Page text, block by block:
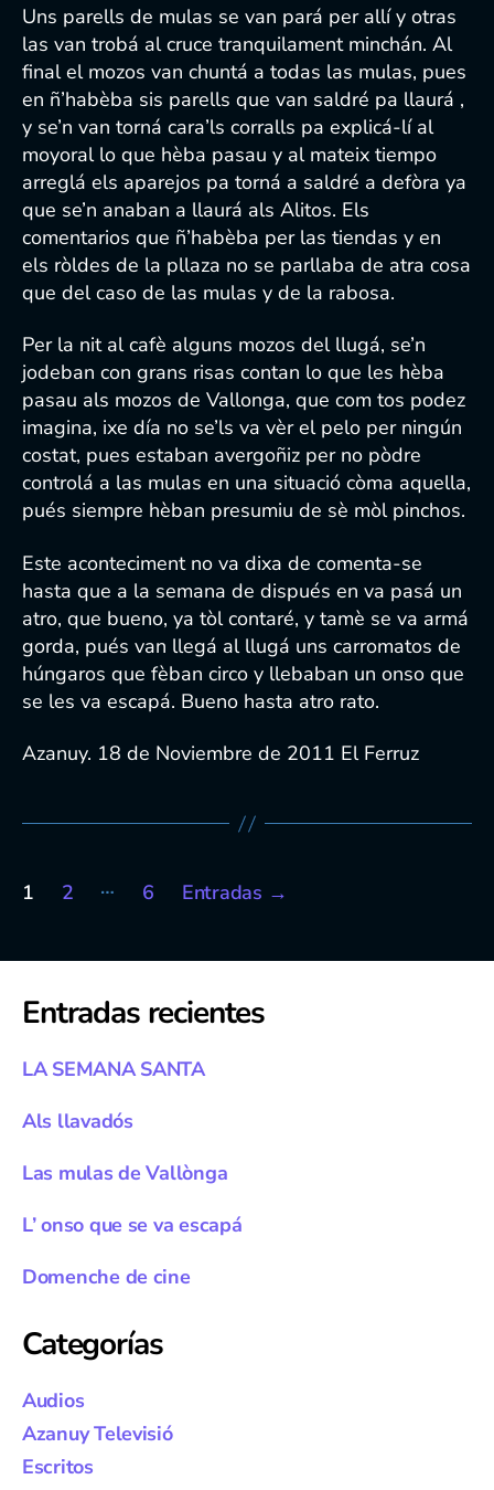
Uns parells de mulas se van pará per allí y otras
las van trobá al cruce tranquilament minchán. Al
final el mozos van chuntá a todas las mulas, pues
en ñ’habèba sis parells que van saldré pa llaurá ,
y se’n van torná cara’ls corralls pa explicá-lí al
moyoral lo que hèba pasau y al mateix tiempo
arreglá els aparejos pa torná a saldré a defòra ya
que se’n anaban a llaurá als Alitos. Els
comentarios que ñ’habèba per las tiendas y en
els ròldes de la pllaza no se parllaba de atra cosa
que del caso de las mulas y de la rabosa.
Per la nit al cafè alguns mozos del llugá, se’n
jodeban con grans risas contan lo que les hèba
pasau als mozos de Vallonga, que com tos podez
imagina, ixe día no se’ls va vèr el pelo per ningún
costat, pues estaban avergoñiz per no pòdre
controlá a las mulas en una situació còma aquella,
pués siempre hèban presumiu de sè mòl pinchos.
Este aconteciment no va dixa de comenta-se
hasta que a la semana de dispués en va pasá un
atro, que bueno, ya tòl contaré, y tamè se va armá
gorda, pués van llegá al llugá uns carromatos de
húngaros que fèban circo y llebaban un onso que
se les va escapá. Bueno hasta atro rato.
Azanuy. 18 de Noviembre de 2011 El Ferruz
Paginación
entradas
1 2 … 6 Entradas →
Entradas recientes
LA SEMANA SANTA
Als llavadós
Las mulas de Vallònga
L’ onso que se va escapá
Domenche de cine
Categorías
Audios
Azanuy Televisió
Escritos